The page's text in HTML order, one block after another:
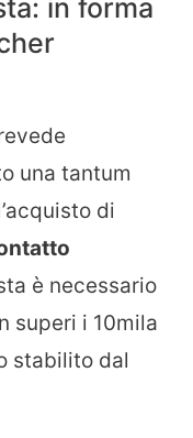
in forma
una tantum
di
è necessario
superi i 10mila
stabilito dal